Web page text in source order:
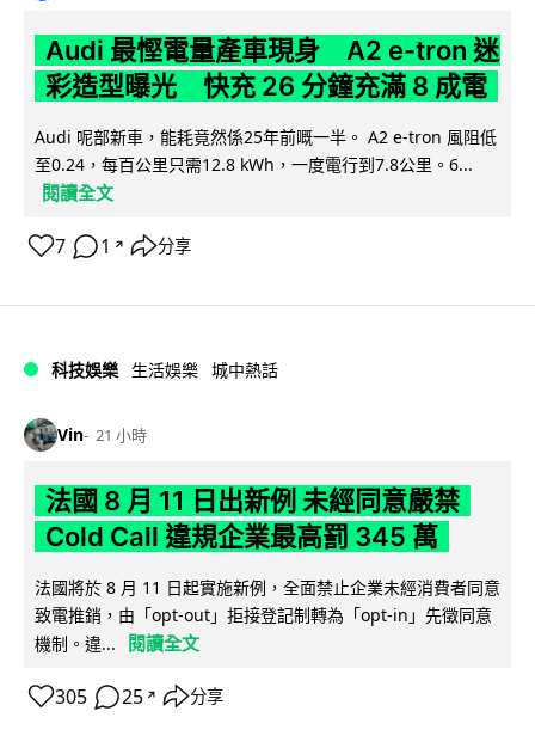
Audi 最慳電量產車現身 A2 e-tron 迷
彩造型曝光 快充 26 分鐘充滿 8 成電
Audi 呢部新車，能耗竟然係25年前嘅一半。 A2 e-tron 風阻低
至0.24，每百公里只需12.8 kWh，一度電行到7.8公里。6...
閱讀全文
7 1 ↗ 分享
科技娛樂 生活娛樂 城中熱話
Vin 21 小時
法國 8 月 11 日出新例 未經同意嚴禁
Cold Call 違規企業最高罰 345 萬
法國將於 8 月 11 日起實施新例，全面禁止企業未經消費者同意
致電推銷，由「opt-out」拒接登記制轉為「opt-in」先徵同意
機制。違...
閱讀全文
305 25 ↗ 分享